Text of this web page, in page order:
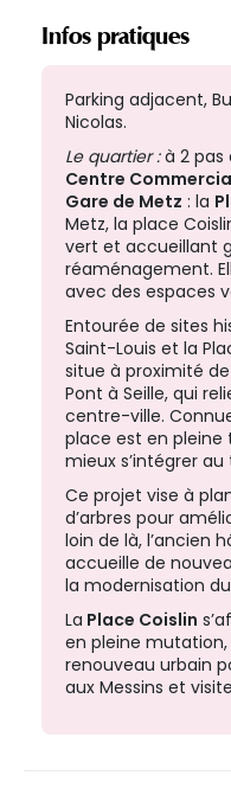
Infos pratiques
Parking adjacent,
Nicolas.
Le quartier :à 2 pas
Centre
Gare de Metz : la
Metz, la place
vert et accueillant
réaménagement.
avec des espaces
Entourée de sites
Saint-Louis et la
situe à proximité
Pont à Seille, qui
centre-ville.
place est en
mieux s’intégrer au
Ce projet vise à
d’arbres pour
loin de là, l’ancien
accueille de
la modernisation
La Place Coislin
en pleine
renouveau urbain
aux Messins et